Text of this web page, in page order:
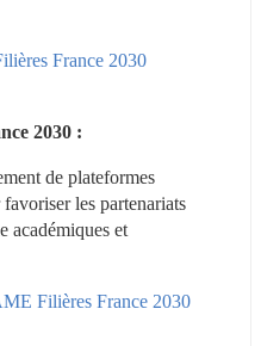
France 2030
2030 :
de plateformes
les partenariats
académiques et
Filières France 2030